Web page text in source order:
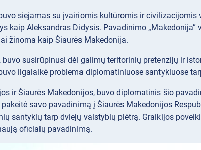
siejamas su įvairiomis kultūromis ir civilizacijomis
kaip Aleksandras Didysis. Pavadinimo „Makedonija”
žinoma kaip Šiaurės Makedonija.
susirūpinusi dėl galimų teritorinių pretenzijų ir
ilgalaikė problema diplomatiniuose santykiuose
ir Šiaurės Makedonijos, buvo diplomatinis šio
savo pavadinimą į Šiaurės Makedonijos
santykių tarp dviejų valstybių plėtrą. Graikijos
oficialų pavadinimą.